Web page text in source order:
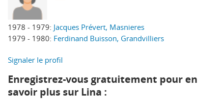
1978 - 1979: Jacques Prévert, Masnieres
1979 - 1980: Ferdinand Buisson, Grandvilliers
Signaler le profil
Enregistrez-vous gratuitement pour en
savoir plus sur Lina :